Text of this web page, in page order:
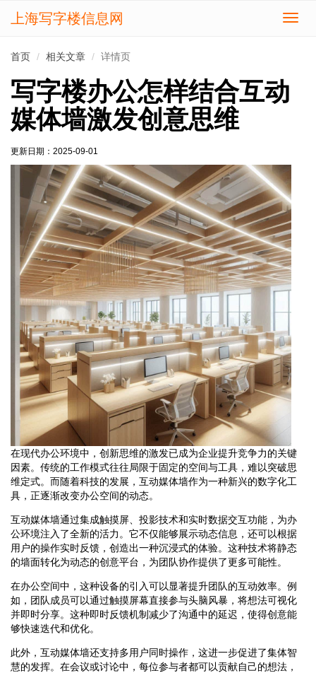
切
上海写字楼信息网
首页 相关文章 详情页
写字楼办公怎样结合互动
媒体墙激发创意思维
更新日期： 2025-09-01
在现代办公环境中，创新思维的激发已成为企业提升竞争力的关键
因素。传统的工作模式往往局限于固定的空间与工具，难以突破思
维定式。而随着科技的发展，互动媒体墙作为一种新兴的数字化工
具，正逐渐改变办公空间的动态。
互动媒体墙通过集成触摸屏、投影技术和实时数据交互功能，为办
公环境注入了全新的活力。它不仅能够展示动态信息，还可以根据
用户的操作实时反馈，创造出一种沉浸式的体验。这种技术将静态
的墙面转化为动态的创意平台，为团队协作提供了更多可能性。
在办公空间中，这种设备的引入可以显著提升团队的互动效率。例
如，团队成员可以通过触摸屏幕直接参与头脑风暴，将想法可视化
并即时分享。这种即时反馈机制减少了沟通中的延迟，使得创意能
够快速迭代和优化。
此外，互动媒体墙还支持多用户同时操作，这进一步促进了集体智
慧的发挥。在会议或讨论中，每位参与者都可以贡献自己的想法，